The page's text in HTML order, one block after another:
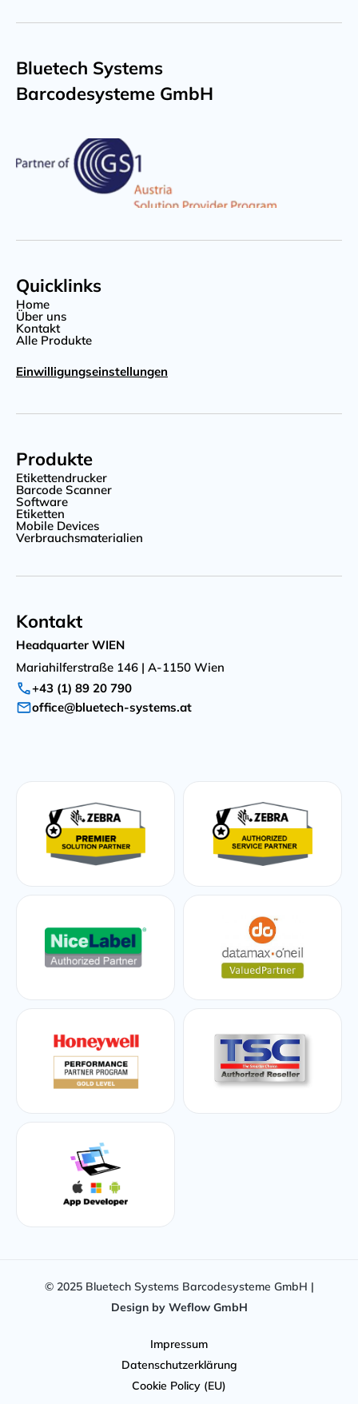
Bluetech Systems
Barcodesysteme GmbH
Quicklinks
Home
Über uns
Kontakt
Alle Produkte
Einwilligungseinstellungen
Produkte
Etikettendrucker
Barcode Scanner
Software
Etiketten
Mobile Devices
Verbrauchsmaterialien
Kontakt
Headquarter WIEN
Mariahilferstraße 146 | A-1150 Wien
+43 (1) 89 20 790
office@bluetech-systems.at
© 2025 Bluetech Systems Barcodesysteme GmbH |
Design by Weflow GmbH
Impressum
Datenschutzerklärung
Cookie Policy (EU)